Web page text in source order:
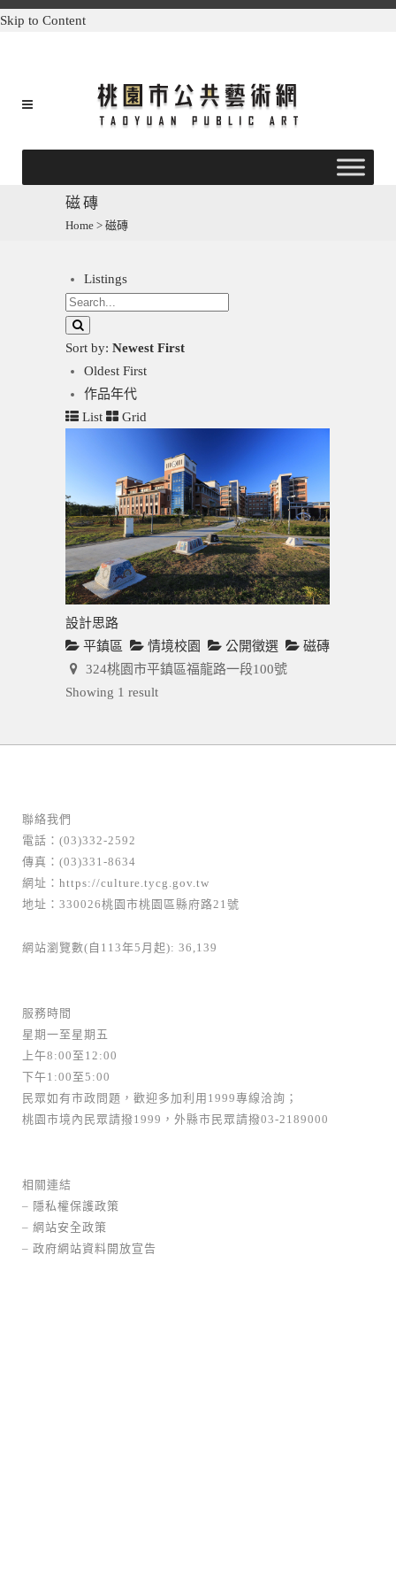
Skip to Content
磁磚
Home > 磁磚
Listings
Sort by: Newest First
Oldest First
作品年代
List
Grid
設計思路
平鎮區
情境校園 公開徵選
磁磚
324桃園市平鎮區福龍路一段100號
Showing 1 result
聯絡我們
電話：(03)332-2592
傳真：(03)331-8634
網址： https://culture.tycg.gov.tw
地址：330026桃園市桃園區縣府路21號
網站瀏覽數(自113年5月起): 36,139
服務時間
星期一至星期五
上午8:00至12:00
下午1:00至5:00
民眾如有市政問題，歡迎多加利用1999專線洽詢；
桃園市境內民眾請撥1999，外縣市民眾請撥03-2189000
相關連結
– 隱私權保護政策
– 網站安全政策
– 政府網站資料開放宣告